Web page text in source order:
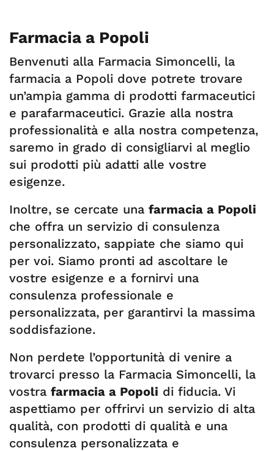
Farmacia a Popoli
Benvenuti alla Farmacia Simoncelli, la
farmacia a Popoli dove potrete trovare
un’ampia gamma di prodotti farmaceutici
e parafarmaceutici. Grazie alla nostra
professionalità e alla nostra competenza,
saremo in grado di consigliarvi al meglio
sui prodotti più adatti alle vostre
esigenze.
Inoltre, se cercate una farmacia a Popoli
che offra un servizio di consulenza
personalizzato, sappiate che siamo qui
per voi. Siamo pronti ad ascoltare le
vostre esigenze e a fornirvi una
consulenza professionale e
personalizzata, per garantirvi la massima
soddisfazione.
Non perdete l’opportunità di venire a
trovarci presso la Farmacia Simoncelli, la
vostra farmacia a Popoli di fiducia. Vi
aspettiamo per offrirvi un servizio di alta
qualità, con prodotti di qualità e una
consulenza personalizzata e